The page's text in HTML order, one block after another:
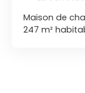
Maison de
247 m²